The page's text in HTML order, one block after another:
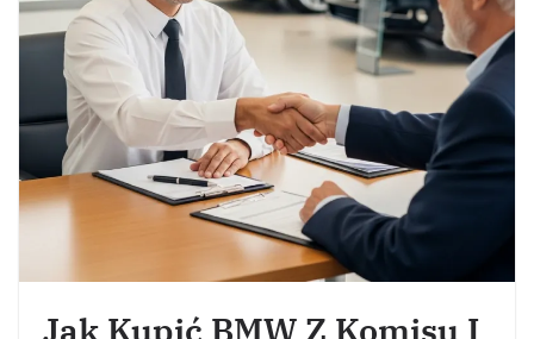
Jak Kupić BMW Z Komisu I